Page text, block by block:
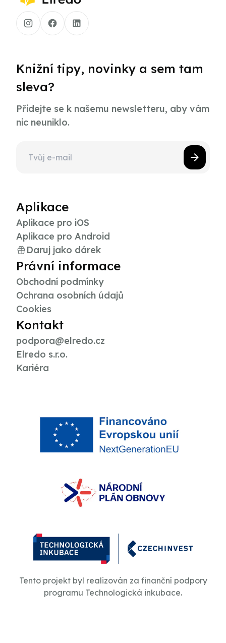
Knižní tipy, novinky a sem tam
sleva?
Přidejte se k našemu newsletteru, aby vám
nic neuniklo.
Aplikace
Aplikace pro iOS
Aplikace pro Android
Daruj jako dárek
Právní informace
Obchodní podmínky
Ochrana osobních údajů
Cookies
Kontakt
podpora@elredo.cz
Elredo s.r.o.
Kariéra
Tento projekt byl realizován za finanční podpory
programu Technologická inkubace.